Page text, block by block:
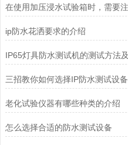
ip防水花洒要求的介绍
三招教你如何选择IP防水测试设备
老化试验仪器有哪些种类的介绍
怎么选择合适的防水测试设备